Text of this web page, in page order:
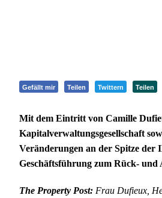
Gefällt mir Teilen Twittern Teilen
Mit dem Eintritt von Camille
Kapitalverwaltungsgesellschaft
Veränderungen an der Spitze der
Geschäftsführung zum Rück- und
The Property Post: Frau Dufieux,